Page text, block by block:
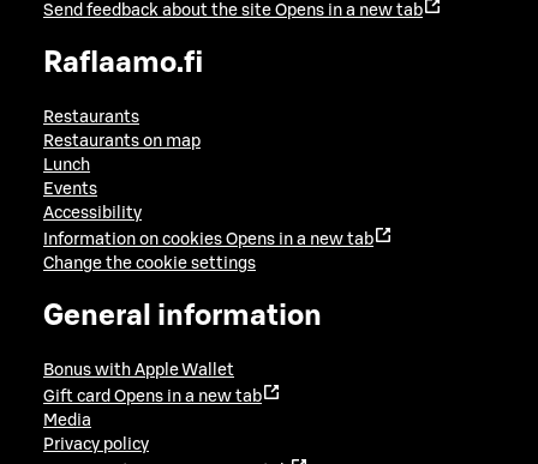
Send feedback about the site Opens in a new tab
Raflaamo.fi
Restaurants
Restaurants on map
Lunch
Events
Accessibility
Information on cookies Opens in a new tab
Change the cookie settings
General information
Bonus with Apple Wallet
Gift card Opens in a new tab
Media
Privacy policy